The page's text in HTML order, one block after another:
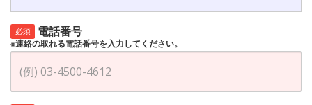
必須 電話番号
※連絡の取れる電話番号を入力してください。